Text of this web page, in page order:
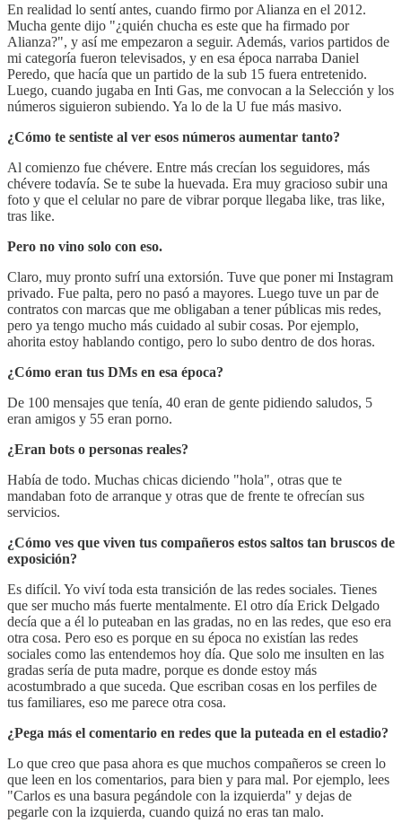
En realidad lo sentí antes, cuando firmo por Alianza en el 2012.
Mucha gente dijo "¿quién chucha es este que ha firmado por
Alianza?", y así me empezaron a seguir. Además, varios partidos de
mi categoría fueron televisados, y en esa época narraba Daniel
Peredo, que hacía que un partido de la sub 15 fuera entretenido.
Luego, cuando jugaba en Inti Gas, me convocan a la Selección y los
números siguieron subiendo. Ya lo de la U fue más masivo.
¿Cómo te sentiste al ver esos números aumentar tanto?
Al comienzo fue chévere. Entre más crecían los seguidores, más
chévere todavía. Se te sube la huevada. Era muy gracioso subir una
foto y que el celular no pare de vibrar porque llegaba like, tras like,
tras like.
Pero no vino solo con eso.
Claro, muy pronto sufrí una extorsión. Tuve que poner mi Instagram
privado. Fue palta, pero no pasó a mayores. Luego tuve un par de
contratos con marcas que me obligaban a tener públicas mis redes,
pero ya tengo mucho más cuidado al subir cosas. Por ejemplo,
ahorita estoy hablando contigo, pero lo subo dentro de dos horas.
¿Cómo eran tus DMs en esa época?
De 100 mensajes que tenía, 40 eran de gente pidiendo saludos, 5
eran amigos y 55 eran porno.
¿Eran bots o personas reales?
Había de todo. Muchas chicas diciendo "hola", otras que te
mandaban foto de arranque y otras que de frente te ofrecían sus
servicios.
¿Cómo ves que viven tus compañeros estos saltos tan bruscos de
exposición?
Es difícil. Yo viví toda esta transición de las redes sociales. Tienes
que ser mucho más fuerte mentalmente. El otro día Erick Delgado
decía que a él lo puteaban en las gradas, no en las redes, que eso era
otra cosa. Pero eso es porque en su época no existían las redes
sociales como las entendemos hoy día. Que solo me insulten en las
gradas sería de puta madre, porque es donde estoy más
acostumbrado a que suceda. Que escriban cosas en los perfiles de
tus familiares, eso me parece otra cosa.
¿Pega más el comentario en redes que la puteada en el estadio?
Lo que creo que pasa ahora es que muchos compañeros se creen lo
que leen en los comentarios, para bien y para mal. Por ejemplo, lees
"Carlos es una basura pegándole con la izquierda" y dejas de
pegarle con la izquierda, cuando quizá no eras tan malo.